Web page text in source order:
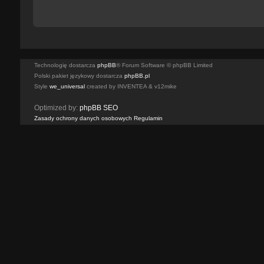
Technologię dostarcza phpBB® Forum Software © phpBB Limited
Polski pakiet językowy dostarcza phpBB.pl
Style we_universalcreated by INVENTEA & v12mike
Optimized by: phpBB SEO
Zasady ochrony danych osobowych Regulamin